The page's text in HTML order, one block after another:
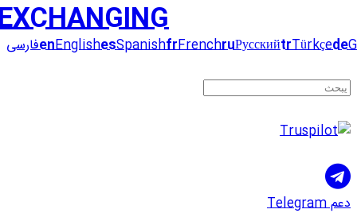
enEnglishesSpanishfrFrenchruРусскийtrTürkçede فارسی
دعم Telegram